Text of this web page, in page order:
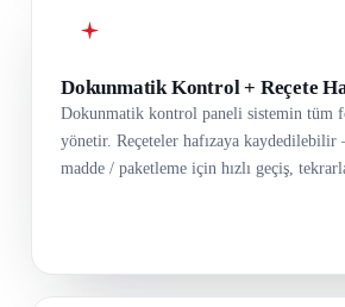
Dokunmatik Kontrol + Reçete
Dokunmatik kontrol paneli sistemin tüm
yönetir. Reçeteler hafızaya
madde / paketleme için hızlı geçiş,